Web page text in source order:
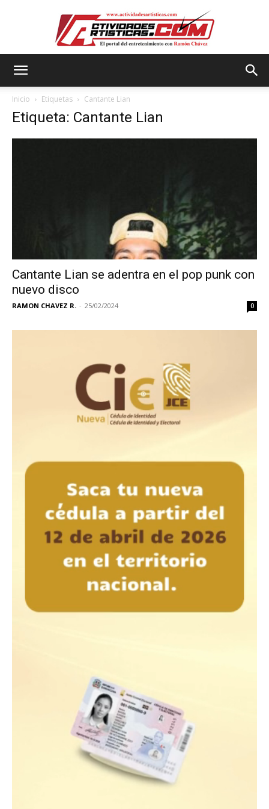
Inicio Etiquetas Cantante Lian
Etiqueta: Cantante Lian
Cantante Lian se adentra en el pop punk con
nuevo disco
RAMON CHAVEZ R. - 25/02/2024 0